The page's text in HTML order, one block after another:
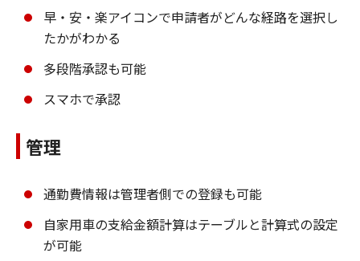
早・安・楽アイコンで申請者がどんな経路を選択し
たかがわかる
多段階承認も可能
スマホで承認
管理
通勤費情報は管理者側での登録も可能
自家用車の支給金額計算はテーブルと計算式の設定
が可能